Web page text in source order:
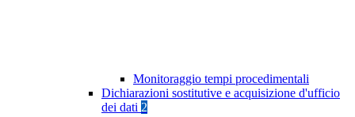
Monitoraggio tempi procedimentali
Dichiarazioni sostitutive e acquisizione d'ufficio
dei dati 2